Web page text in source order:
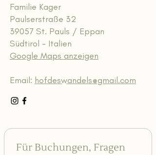
Familie Kager
Paulserstraße 32
39057 St. Pauls / Eppan
Südtirol - Italien
Google Maps anzeigen
Email: hofdeswandels@gmail.com